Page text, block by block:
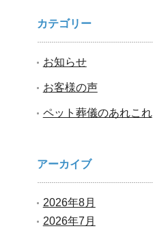
カテゴリー
お知らせ
お客様の声
ペット葬儀のあれこれ
アーカイブ
2026年8月
2026年7月